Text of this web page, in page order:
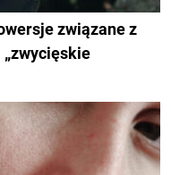
związane z